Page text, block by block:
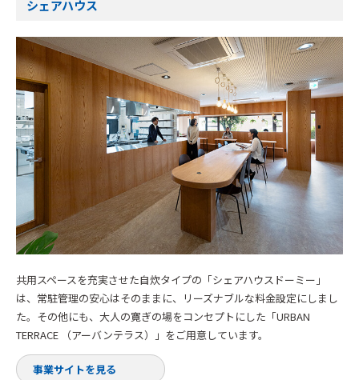
シェアハウス
共用スペースを充実させた自炊タイプの「シェアハウスドーミー」
は、常駐管理の安心はそのままに、リーズナブルな料金設定にしまし
た。その他にも、大人の寛ぎの場をコンセプトにした「URBAN
TERRACE （アーバンテラス）」をご用意しています。
事業サイトを見る